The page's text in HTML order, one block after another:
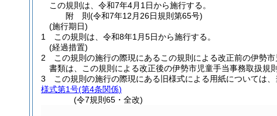
この規則は、令和7年4月1日から施行する。
附 則(令和7年12月26日規則第65号)
(施行期日)
1
この規則は、令和8年1月5日から施行する。
(経過措置)
2
この規則の施行の際現にあるこの規則による改正前の伊勢
書類は、この規則による改正後の伊勢市児童手当事務取扱規
3
この規則の施行の際現にある旧様式による用紙については
様式第1号(第4条関係)
(令7規則65・全改)